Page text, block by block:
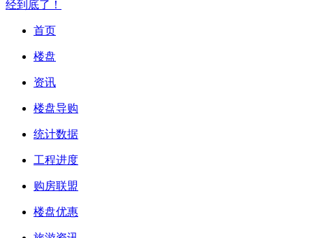
经到底了！
首页
楼盘
资讯
楼盘导购
统计数据
工程进度
购房联盟
楼盘优惠